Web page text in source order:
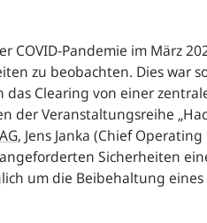
Pandemie im März
zu beobachten. Dies war
Clearing von einer
der Veranstaltungsreihe
AG, Jens Janka (Chief Operating
Sicherheiten
um die Beibehaltung